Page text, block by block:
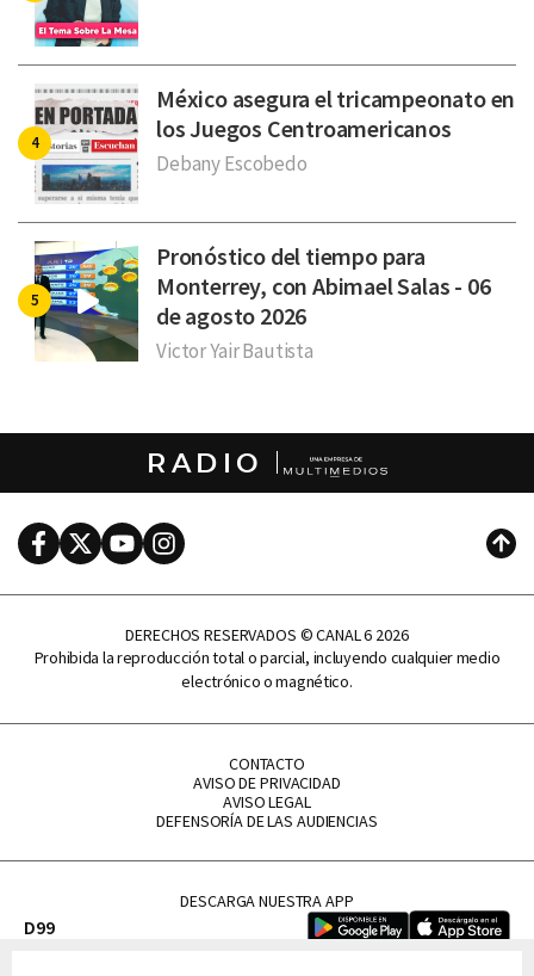
México asegura el tricampeonato en
los Juegos Centroamericanos
Debany Escobedo
Pronóstico del tiempo para
Monterrey, con Abimael Salas - 06
de agosto 2026
Victor Yair Bautista
RADIO
FacebookTwitterYoutubeInstagram
DERECHOS RESERVADOS © CANAL 6 2026
Prohibida la reproducción total o parcial, incluyendo cualquier medio
electrónico o magnético.
CONTACTO
AVISO DE PRIVACIDAD
AVISO LEGAL
DEFENSORÍA DE LAS AUDIENCIAS
DESCARGA NUESTRA APP
D99